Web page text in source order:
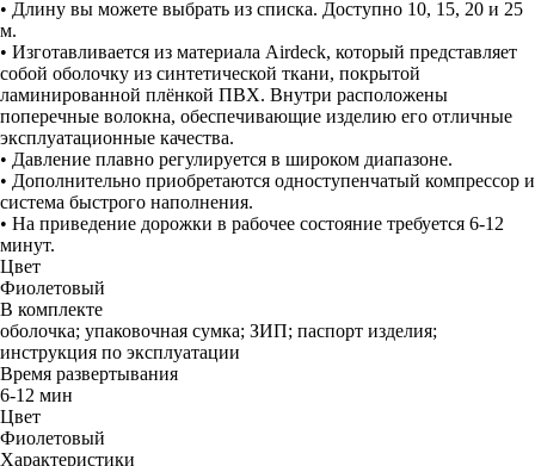
• Длину вы можете выбрать из списка. Доступно 10, 15, 20 и 25
м.
• Изготавливается из материала Airdeck, который представляет
собой оболочку из синтетической ткани, покрытой
ламинированной плёнкой ПВХ. Внутри расположены
поперечные волокна, обеспечивающие изделию его отличные
эксплуатационные качества.
• Давление плавно регулируется в широком диапазоне.
• Дополнительно приобретаются одноступенчатый компрессор и
система быстрого наполнения.
• На приведение дорожки в рабочее состояние требуется 6-12
минут.
Цвет
Фиолетовый
В комплекте
оболочка; упаковочная сумка; ЗИП; паспорт изделия;
инструкция по эксплуатации
Время развертывания
6-12 мин
Цвет
Фиолетовый
Характеристики